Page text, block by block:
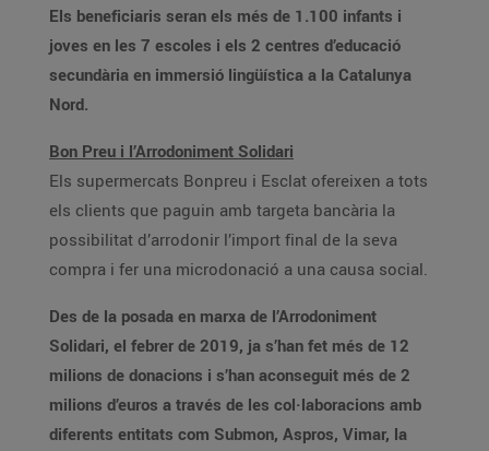
Els beneficiaris seran els més de 1.100 infants i
joves en les 7 escoles i els 2 centres d’educació
secundària en immersió lingüística a la Catalunya
Nord.
Bon Preu i l’Arrodoniment Solidari
Els supermercats Bonpreu i Esclat ofereixen a tots
els clients que paguin amb targeta bancària la
possibilitat d’arrodonir l’import final de la seva
compra i fer una microdonació a una causa social.
Des de la posada en marxa de l’Arrodoniment
Solidari, el febrer de 2019, ja s’han fet més de 12
milions de donacions i s’han aconseguit més de 2
milions d’euros a través de les col·laboracions amb
diferents entitats com Submon, Aspros, Vimar, la